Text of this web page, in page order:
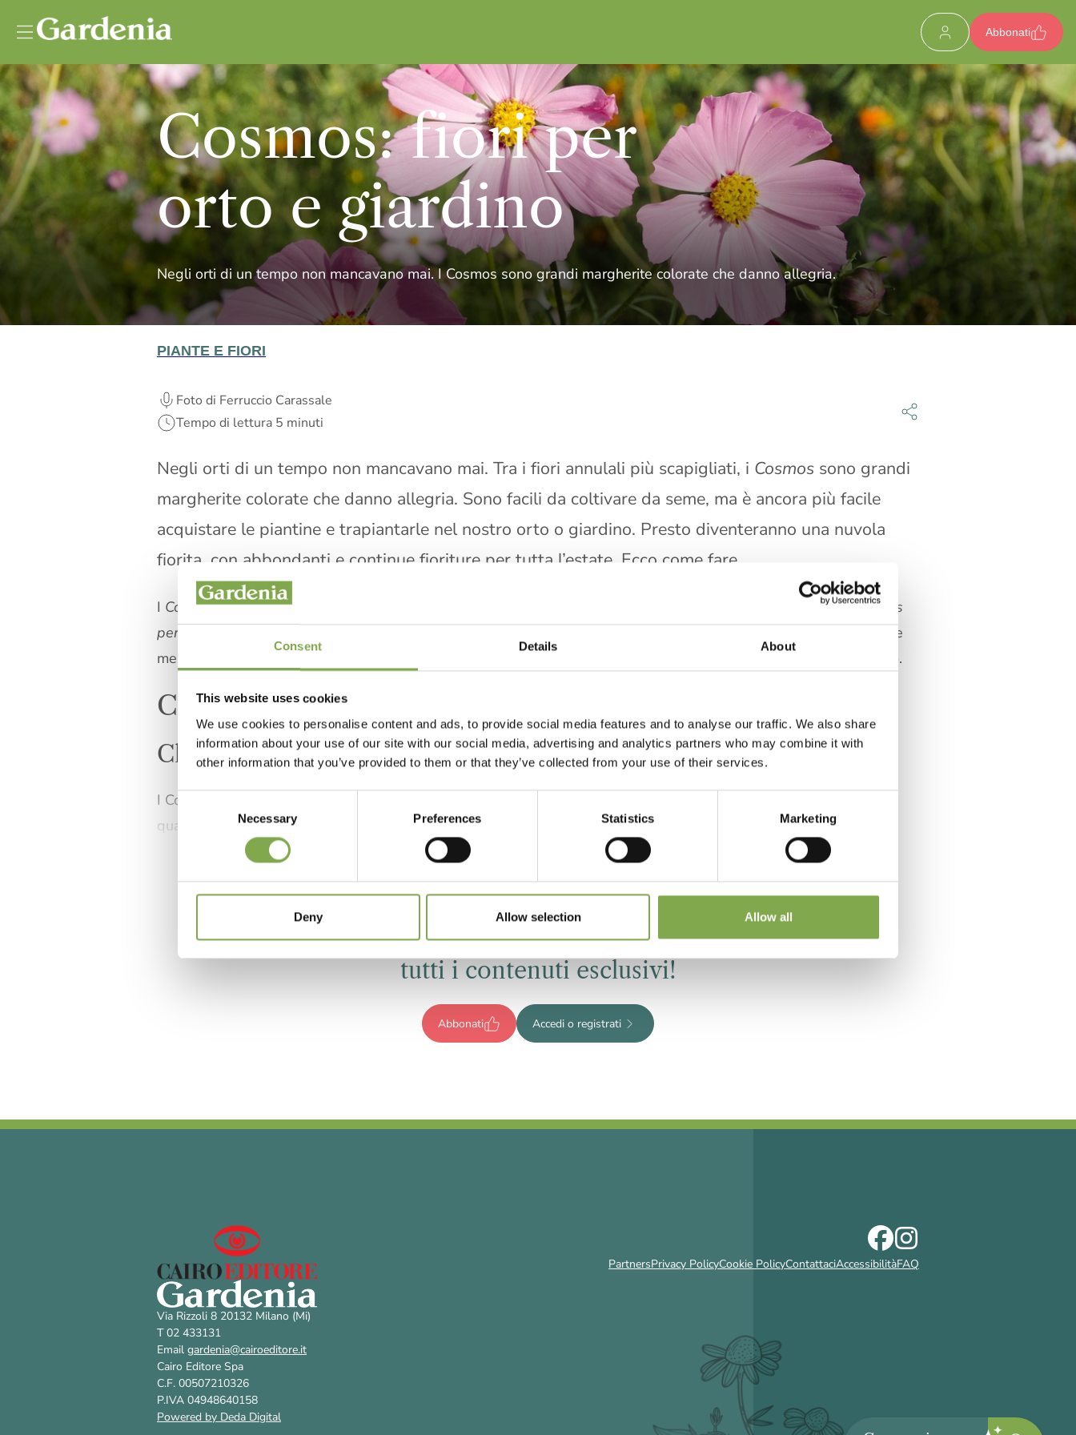
Consent Details About
This website uses cookies
We use cookies to personalise content and ads, to provide social media features and to analyse our traffic. We also share
information about your use of our site with our social media, advertising and analytics partners who may combine it with
other information that you’ve provided to them or that they’ve collected from your use of their services.
Consent
Necessary Preferences Statistics Marketing
Deny Allow selection Allow all
Abbonati
Cosmos: fiori per
orto e giardino
Negli orti di un tempo non mancavano mai. I Cosmos sono grandi margherite colorate che danno allegria.
PIANTE E FIORI
Foto di Ferruccio Carassale
Tempo di lettura 5 minuti
Negli orti di un tempo non mancavano mai. Tra i fiori annulali più scapigliati, i Cosmos sono grandi
margherite colorate che danno allegria. Sono facili da coltivare da seme, ma è ancora più facile
acquistare le piantine e trapiantarle nel nostro orto o giardino. Presto diventeranno una nuvola
fiorita, con abbondanti e continue fioriture per tutta l’estate. Ecco come fare.
I Cosmosappartengono alla grande famiglia delle , che comprende anche le margherite dei prati (Bellis
perennis
). Originari del Messico, hanno lunghi steli morbidi e forti, che in alcune varietà arrivano a sfiorare il metro e
mezzo, foglie verde chiaro, corolle semplici o doppie, in colori composti e mai sfacciati: bianco, rosa, cremisi, arancio.
Come coltivare i
Clima ed esposizione
I Cosmos amano il pieno sole. Tollerano anche un’esposizione a mezz’ombra, purché siano loro garantite almeno
quattro ore di intenso sole. Poco rustici, sopportano temperature minime di 10-15 °C….
Registrati per leggere l’articolo
completo o abbonati per accedere a
tutti i contenuti esclusivi!
Abbonati Accedi o registrati
Via Rizzoli 8 20132 Milano (Mi)
T 02 433131
Email gardenia@cairoeditore.it
Cairo Editore Spa
C.F. 00507210326
P.IVA 04948640158
Powered by Deda Digital
PartnersPrivacy PolicyCookie PolicyContattaciAccessibilitàFAQ